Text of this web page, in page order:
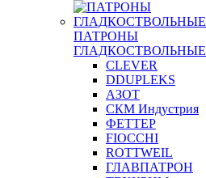
ПАТРОНЫ
ГЛАДКОСТВОЛЬНЫЕ
CLEVER
DDUPLEKS
АЗОТ
СКМ Индустрия
ФЕТТЕР
FIOCCHI
ROTTWEIL
ГЛАВПАТРОН